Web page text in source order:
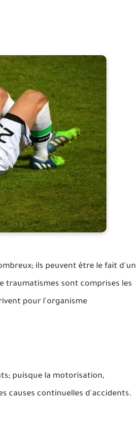
ils peuvent être le fait d'un
traumatismes sont comprises les
pour l'organisme
puisque la motorisation,
causes continuelles d'accidents.